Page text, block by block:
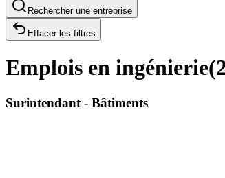
Rechercher une entreprise
Effacer les filtres
Emplois en ingénierie(
Surintendant - Bâtiments